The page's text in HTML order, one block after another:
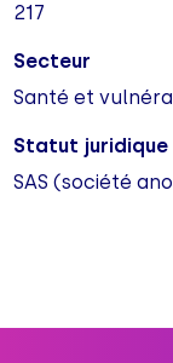
217
Secteur
Santé et
Statut juridique
SAS (société